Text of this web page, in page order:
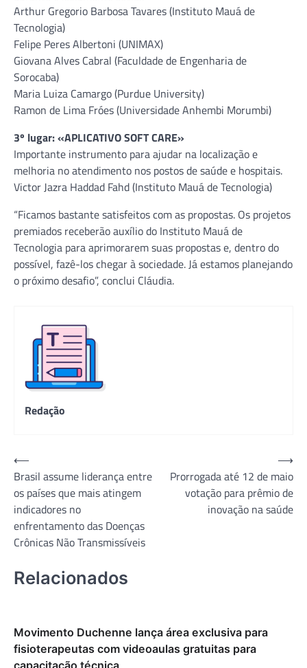
Arthur Gregorio Barbosa Tavares (Instituto Mauá de
Tecnologia)
Felipe Peres Albertoni (UNIMAX)
Giovana Alves Cabral (Faculdade de Engenharia de
Sorocaba)
Maria Luiza Camargo (Purdue University)
Ramon de Lima Fróes (Universidade Anhembi Morumbi)
3º lugar: «APLICATIVO SOFT CARE»
Importante instrumento para ajudar na localização e
melhoria no atendimento nos postos de saúde e hospitais.
Victor Jazra Haddad Fahd (Instituto Mauá de Tecnologia)
“Ficamos bastante satisfeitos com as propostas. Os projetos
premiados receberão auxílio do Instituto Mauá de
Tecnologia para aprimorarem suas propostas e, dentro do
possível, fazê-los chegar à sociedade. Já estamos planejando
o próximo desafio”, conclui Cláudia.
Redação
Navegação
de
Post
⟵
Brasil assume liderança entre
os países que mais atingem
indicadores no
enfrentamento das Doenças
Crônicas Não Transmissíveis
Prorrogada até 12 de maio
votação para prêmio de
inovação na saúde
⟶
Relacionados
Movimento Duchenne lança área exclusiva para
fisioterapeutas com videoaulas gratuitas para
capacitação técnica